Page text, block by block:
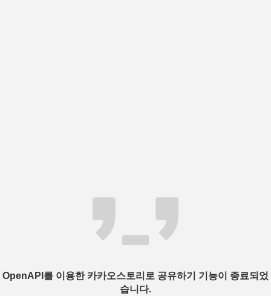
OpenAPI를 이용한 카카오스토리로 공유하기 기능이 종료되었
습니다.